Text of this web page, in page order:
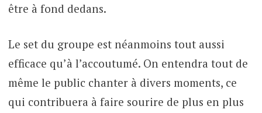
être à fond dedans.
Le set du groupe est néanmoins tout aussi
efficace qu’à l’accoutumé. On entendra tout de
même le public chanter à divers moments, ce
qui contribuera à faire sourire de plus en plus